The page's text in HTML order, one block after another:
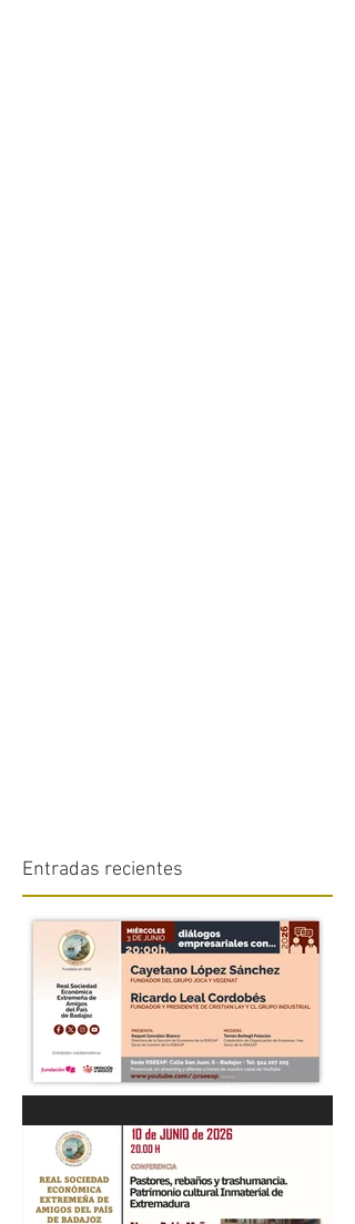
Entradas recientes
“DIÁLOGOS EMPRESARIALES
CON...” Cayetano López
Sánchez y Ricardo Leal